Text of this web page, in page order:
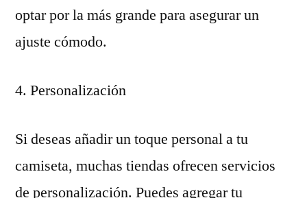
optar por la más grande para asegurar un
ajuste cómodo.
4. Personalización
Si deseas añadir un toque personal a tu
camiseta, muchas tiendas ofrecen servicios
de personalización. Puedes agregar tu